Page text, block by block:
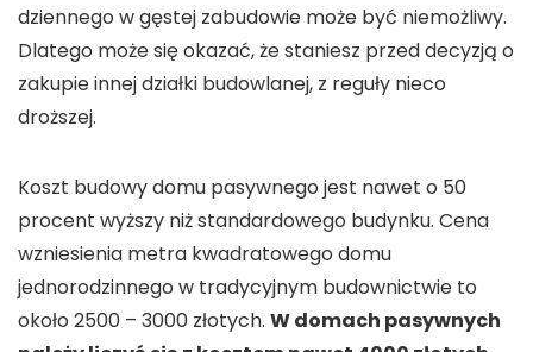
dziennego w gęstej zabudowie może być niemożliwy.
Dlatego może się okazać, że staniesz przed decyzją o
zakupie innej działki budowlanej, z reguły nieco
droższej.
Koszt budowy domu pasywnego jest nawet o 50
procent wyższy niż standardowego budynku. Cena
wzniesienia metra kwadratowego domu
jednorodzinnego w tradycyjnym budownictwie to
około 2500 – 3000 złotych. W domach pasywnych